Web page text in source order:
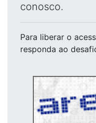
conosco.
Para liberar o
responda ao